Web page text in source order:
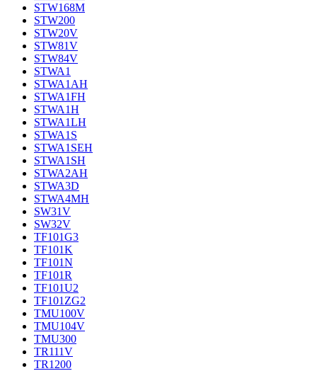
STW168M
STW200
STW20V
STW81V
STW84V
STWA1
STWA1AH
STWA1FH
STWA1H
STWA1LH
STWA1S
STWA1SEH
STWA1SH
STWA2AH
STWA3D
STWA4MH
SW31V
SW32V
TF101G3
TF101K
TF101N
TF101R
TF101U2
TF101ZG2
TMU100V
TMU104V
TMU300
TR111V
TR1200